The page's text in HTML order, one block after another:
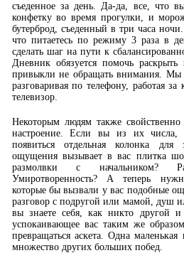
съеденное за день. Да-да, все, что
конфетку во время прогулки, и
бутерброд, съеденный в три часа
что питаетесь по режиму 3 раза в
сделать шаг на пути к
Дневник обязуется помочь
привыкли не обращать внимания. Мы
разговаривая по телефону, работая
телевизор.
Некоторым людям также свойственно
настроение. Если вы из их
появиться отдельная колонка
ощущения вызывает в вас плитка
размолвки с начальником?
Умиротворенность? А теперь
которые бы вызвали у вас подобные
разговор с подругой или мамой, душ
вы знаете себя, как никто другой и
успокаивающее вас таким же
превращаться аскета. Одна
множество других больших побед.